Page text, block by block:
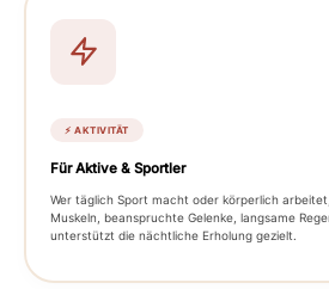
⚡ AKTIVITÄT
Für Aktive & Sportler
Wer täglich Sport macht oder körperlich
Muskeln, beanspruchte Gelenke, langsame
unterstützt die nächtliche Erholung gezielt.